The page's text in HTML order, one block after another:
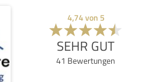
4,74von 5
SEHR GUT
41 Bewertungen